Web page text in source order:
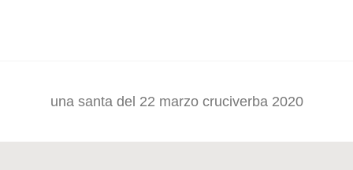
una santa del 22 marzo cruciverba 2020